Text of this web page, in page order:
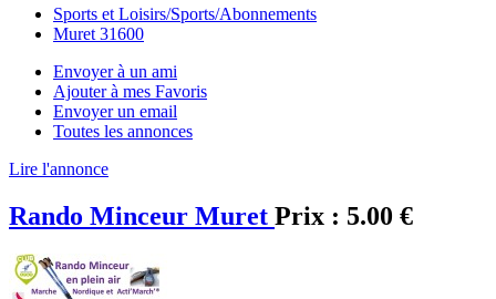
Sports et Loisirs/Sports/Abonnements
Muret 31600
Envoyer à un ami
Ajouter à mes Favoris
Envoyer un email
Toutes les annonces
Lire l'annonce
Rando Minceur Muret Prix : 5.00 €